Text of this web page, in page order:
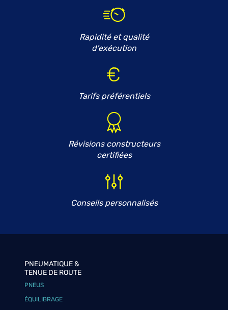
Rapidité et qualité
d'exécution
Tarifs préférentiels
Révisions constructeurs
certifiées
Conseils personnalisés
PNEUMATIQUE &
TENUE DE ROUTE
PNEUS
ÉQUILIBRAGE